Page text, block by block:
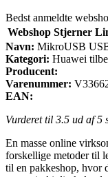
Bedst anmeldte
Webshop Stjerner
Navn: MikroUSB
Kategori: Huawei
Producent:
Varenummer:
EAN:
Vurderet til 3.5 ud af 5
En masse online
forskellige metoder til
til en pakkeshop, hvor